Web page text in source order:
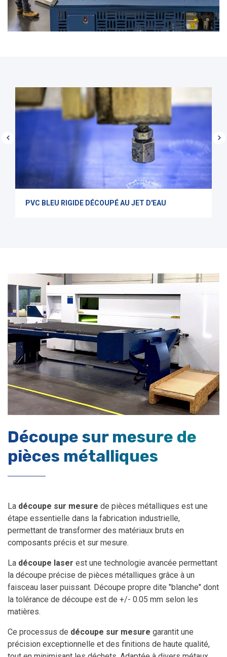
PVC BLEU RIGIDE DÉCOUPÉ AU JET D'EAU
Découpe sur mesure de
pièces métalliques
La découpe sur mesure de pièces métalliques est une
étape essentielle dans la fabrication industrielle,
permettant de transformer des matériaux bruts en
composants précis et sur mesure.
La découpe laser est une technologie avancée permettant
la découpe précise de pièces métalliques grâce à un
faisceau laser puissant. Découpe propre dite "blanche" dont
la tolérance de découpe est de +/- 0.05 mm selon les
matières.
Ce processus de découpe sur mesure garantit une
précision exceptionnelle et des finitions de haute qualité,